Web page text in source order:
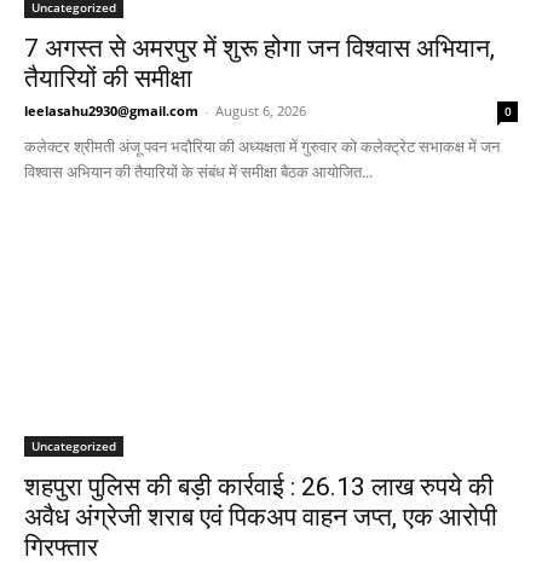
Uncategorized
7 अगस्त से अमरपुर में शुरू होगा जन विश्वास अभियान,
तैयारियों की समीक्षा
leelasahu2930@gmail.com - August 6, 2026 0
कलेक्टर श्रीमती अंजू पवन भदौरिया की अध्यक्षता में गुरुवार को कलेक्ट्रेट सभाकक्ष में जन
विश्वास अभियान की तैयारियों के संबंध में समीक्षा बैठक आयोजित...
Uncategorized
शहपुरा पुलिस की बड़ी कार्रवाई : 26.13 लाख रुपये की
अवैध अंग्रेजी शराब एवं पिकअप वाहन जप्त, एक आरोपी
गिरफ्तार